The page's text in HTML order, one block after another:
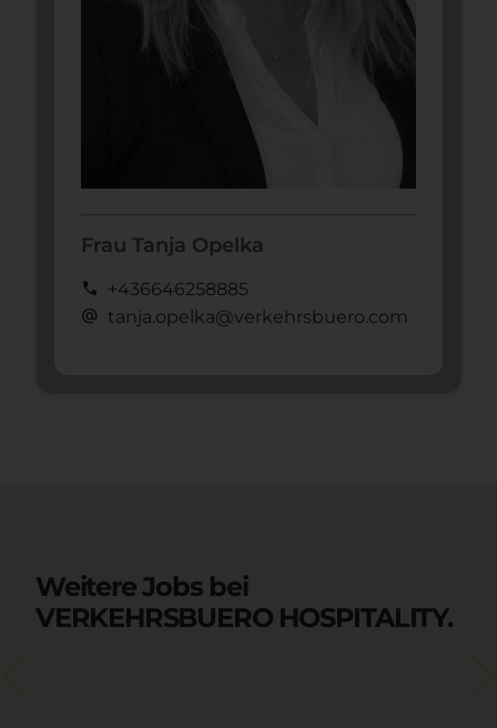
Frau Tanja Opelka
call +436646258885
alternate_email tanja.opelka@verkehrsbuero.com
Weitere Jobs bei
VERKEHRSBUERO HOSPITALITY.